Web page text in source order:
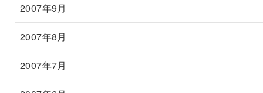
2007年9月
2007年8月
2007年7月